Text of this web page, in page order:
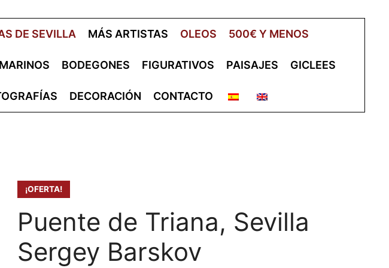
DE SEVILLA MÁS ARTISTAS OLEOS 500€ Y MENOS
BODEGONES FIGURATIVOS PAISAJES GICLEES
DECORACIÓN CONTACTO
¡OFERTA!
Puente de Triana, Sevilla
Sergey Barskov